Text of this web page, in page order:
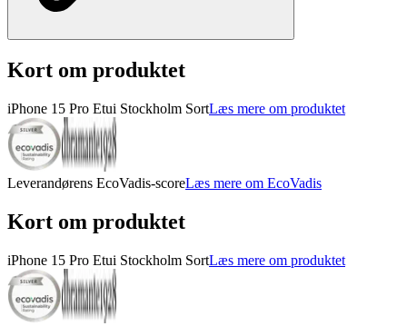
Kort om produktet
iPhone 15 Pro Etui Stockholm SortLæs mere om produktet
Leverandørens EcoVadis-scoreLæs mere om EcoVadis
Kort om produktet
iPhone 15 Pro Etui Stockholm SortLæs mere om produktet